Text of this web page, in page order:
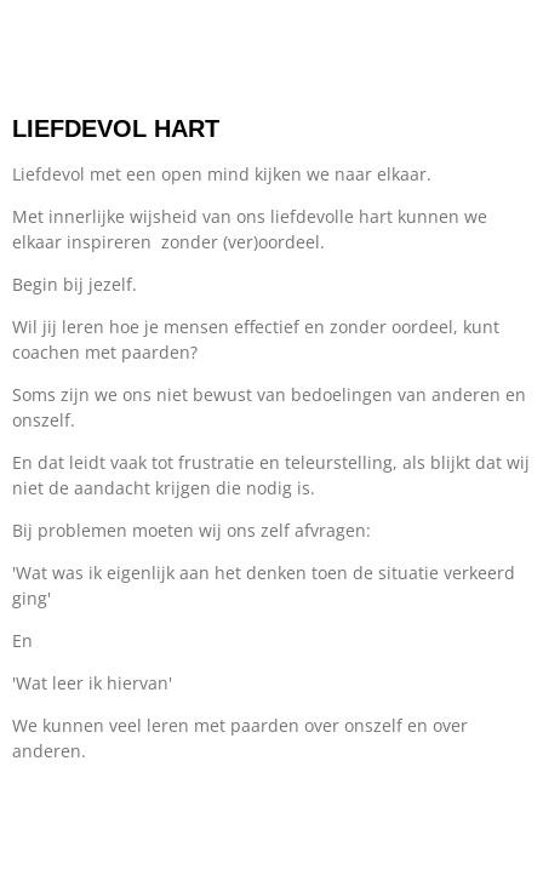
LIEFDEVOL HART
Liefdevol met een open mind kijken we naar elkaar.
Met innerlijke wijsheid van ons liefdevolle hart kunnen we
elkaar inspireren zonder (ver)oordeel.
Begin bij jezelf.
Wil jij leren hoe je mensen effectief en zonder oordeel, kunt
coachen met paarden?
Soms zijn we ons niet bewust van bedoelingen van anderen en
onszelf.
En dat leidt vaak tot frustratie en teleurstelling, als blijkt dat wij
niet de aandacht krijgen die nodig is.
Bij problemen moeten wij ons zelf afvragen:
'Wat was ik eigenlijk aan het denken toen de situatie verkeerd
ging'
En
'Wat leer ik hiervan'
We kunnen veel leren met paarden over onszelf en over
anderen.